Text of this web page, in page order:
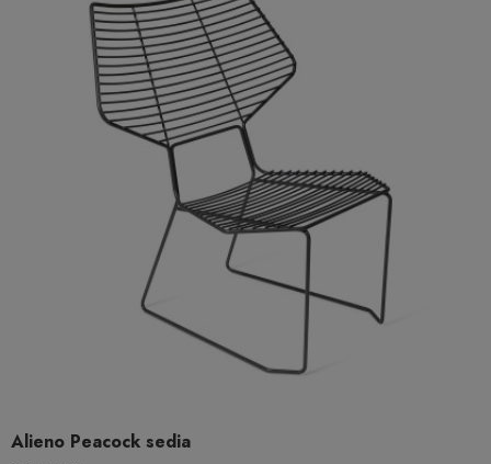
Alieno Peacock sedia